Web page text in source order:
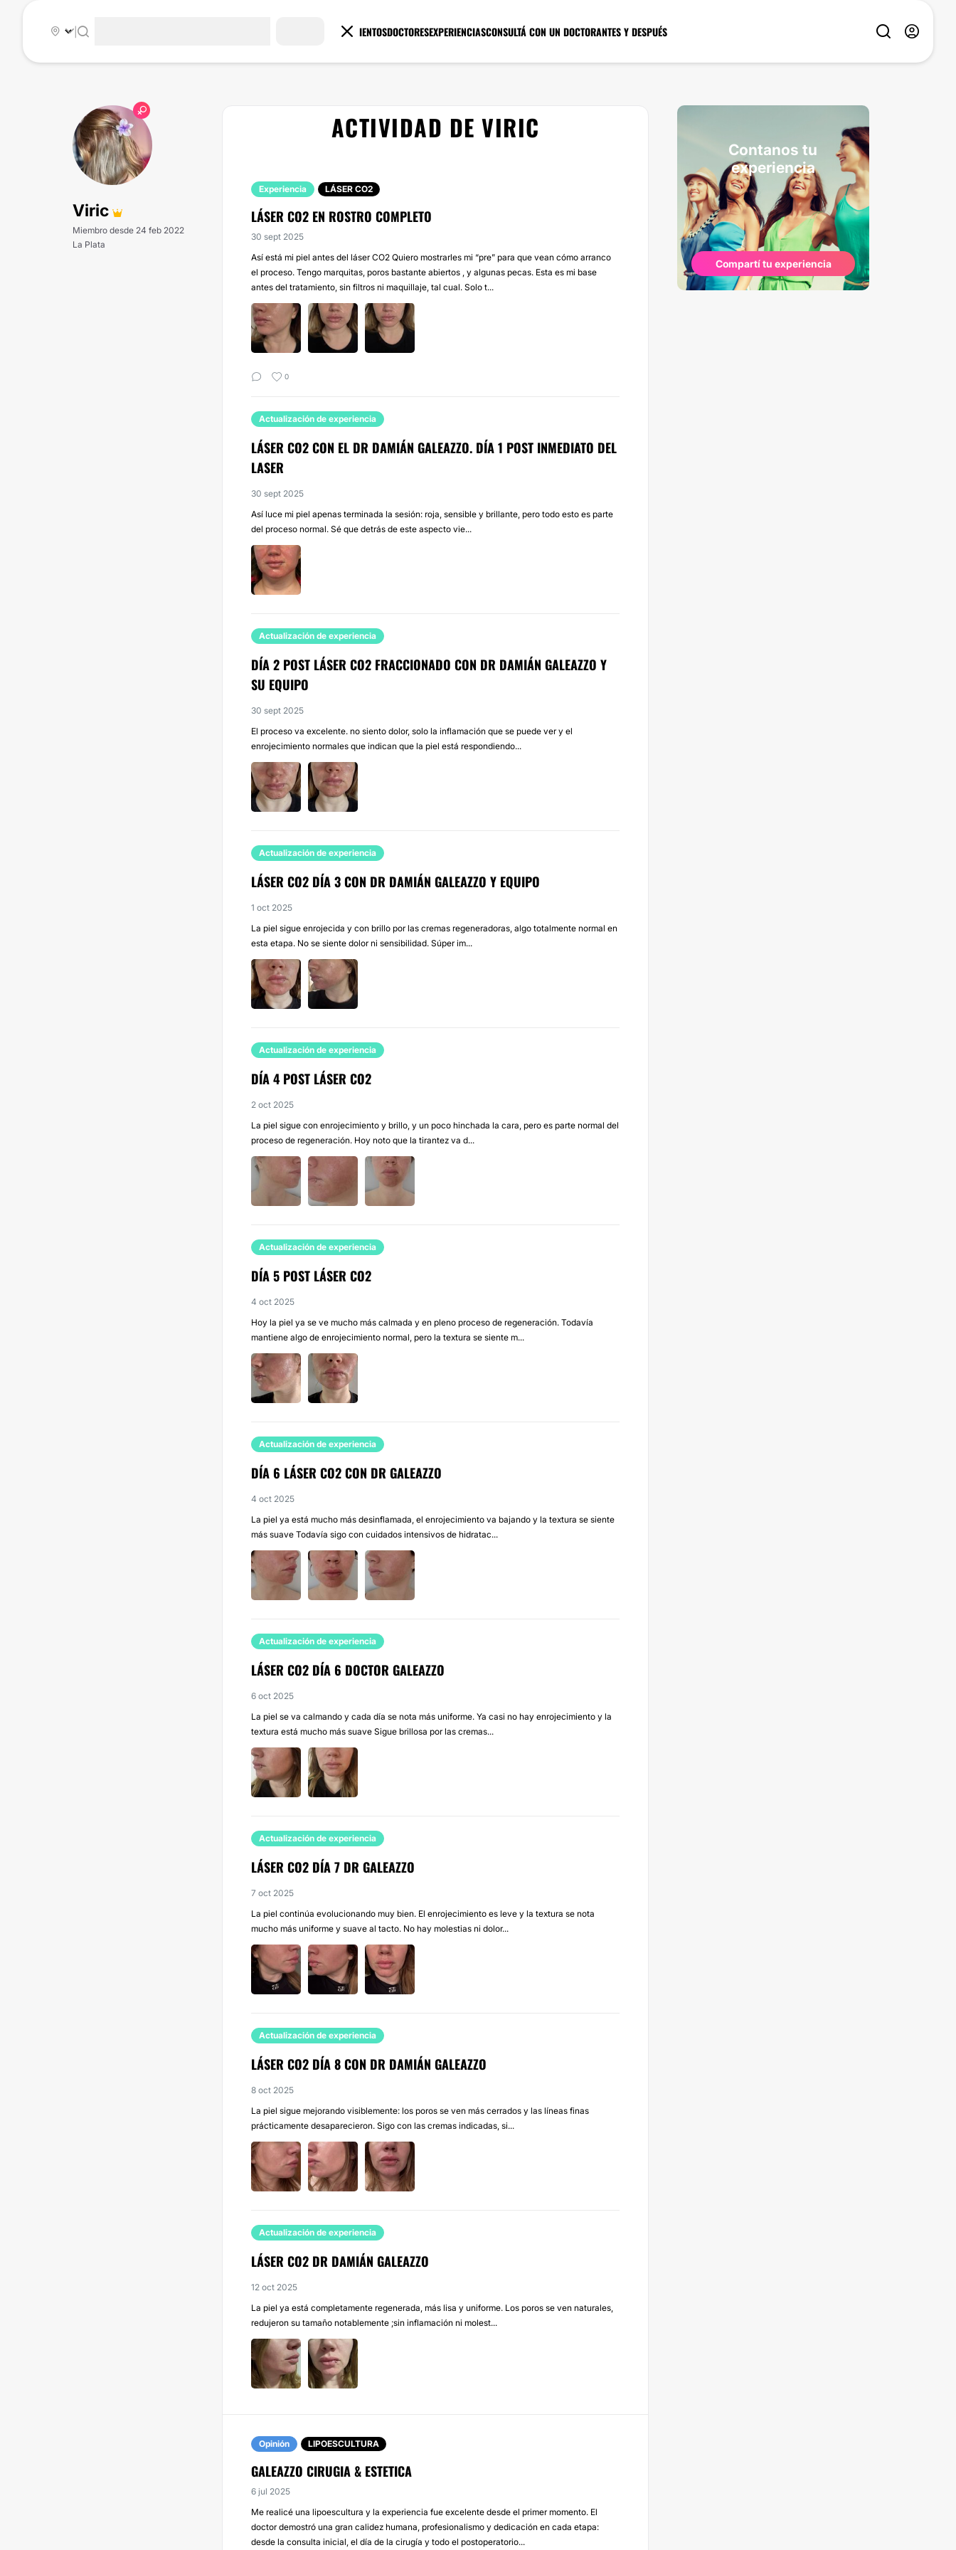
TRATAMIENTOSDOCTORESEXPERIENCIASCONSULTÁ CON UN DOCTORANTES Y DESPUÉS
|
Viric
Miembro desde 24 feb 2022
La Plata
ACTIVIDAD DE VIRIC
Experiencia LÁSER CO2
LÁSER CO2 EN ROSTRO COMPLETO
30 sept 2025
Así está mi piel antes del láser CO2 Quiero mostrarles mi “pre” para que vean cómo arranco
el proceso. Tengo marquitas, poros bastante abiertos , y algunas pecas. Esta es mi base
antes del tratamiento, sin filtros ni maquillaje, tal cual. Solo t...
0
Actualización de experiencia
LÁSER CO2 CON EL DR DAMIÁN GALEAZZO. DÍA 1 POST INMEDIATO DEL
LASER
30 sept 2025
Así luce mi piel apenas terminada la sesión: roja, sensible y brillante, pero todo esto es parte
del proceso normal. Sé que detrás de este aspecto vie...
Actualización de experiencia
DÍA 2 POST LÁSER CO2 FRACCIONADO CON DR DAMIÁN GALEAZZO Y
SU EQUIPO
30 sept 2025
El proceso va excelente. no siento dolor, solo la inflamación que se puede ver y el
enrojecimiento normales que indican que la piel está respondiendo...
Actualización de experiencia
LÁSER CO2 DÍA 3 CON DR DAMIÁN GALEAZZO Y EQUIPO
1 oct 2025
La piel sigue enrojecida y con brillo por las cremas regeneradoras, algo totalmente normal en
esta etapa. No se siente dolor ni sensibilidad. Súper im...
Actualización de experiencia
DÍA 4 POST LÁSER CO2
2 oct 2025
La piel sigue con enrojecimiento y brillo, y un poco hinchada la cara, pero es parte normal del
proceso de regeneración. Hoy noto que la tirantez va d...
Actualización de experiencia
DÍA 5 POST LÁSER CO2
4 oct 2025
Hoy la piel ya se ve mucho más calmada y en pleno proceso de regeneración. Todavía
mantiene algo de enrojecimiento normal, pero la textura se siente m...
Actualización de experiencia
DÍA 6 LÁSER CO2 CON DR GALEAZZO
4 oct 2025
La piel ya está mucho más desinflamada, el enrojecimiento va bajando y la textura se siente
más suave Todavía sigo con cuidados intensivos de hidratac...
Actualización de experiencia
LÁSER CO2 DÍA 6 DOCTOR GALEAZZO
6 oct 2025
La piel se va calmando y cada día se nota más uniforme. Ya casi no hay enrojecimiento y la
textura está mucho más suave Sigue brillosa por las cremas...
Actualización de experiencia
LÁSER CO2 DÍA 7 DR GALEAZZO
7 oct 2025
La piel continúa evolucionando muy bien. El enrojecimiento es leve y la textura se nota
mucho más uniforme y suave al tacto. No hay molestias ni dolor...
Actualización de experiencia
LÁSER CO2 DÍA 8 CON DR DAMIÁN GALEAZZO
8 oct 2025
La piel sigue mejorando visiblemente: los poros se ven más cerrados y las líneas finas
prácticamente desaparecieron. Sigo con las cremas indicadas, si...
Actualización de experiencia
LÁSER CO2 DR DAMIÁN GALEAZZO
12 oct 2025
La piel ya está completamente regenerada, más lisa y uniforme. Los poros se ven naturales,
redujeron su tamaño notablemente ;sin inflamación ni molest...
Opinión LIPOESCULTURA
GALEAZZO CIRUGIA & ESTETICA
6 jul 2025
Me realicé una lipoescultura y la experiencia fue excelente desde el primer momento. El
doctor demostró una gran calidez humana, profesionalismo y dedicación en cada etapa:
desde la consulta inicial, el día de la cirugía y todo el postoperatorio...
Contanos tu
experiencia
Compartí tu experiencia